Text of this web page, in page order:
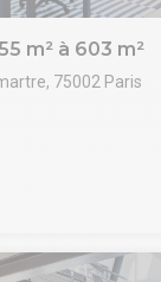
m² à 603 m²
75002 Paris
Paris 75002
vous proposons 1
rénovée et
1 SDR 4 places + 1